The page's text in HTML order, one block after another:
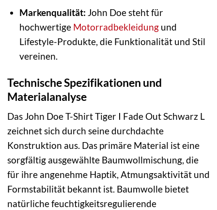
Markenqualität: John Doe steht für
hochwertige Motorradbekleidungund
Lifestyle-Produkte, die Funktionalität und Stil
vereinen.
Technische Spezifikationen und
Materialanalyse
Das John Doe T-Shirt Tiger I Fade Out Schwarz L
zeichnet sich durch seine durchdachte
Konstruktion aus. Das primäre Material ist eine
sorgfältig ausgewählte Baumwollmischung, die
für ihre angenehme Haptik, Atmungsaktivität und
Formstabilität bekannt ist. Baumwolle bietet
natürliche feuchtigkeitsregulierende